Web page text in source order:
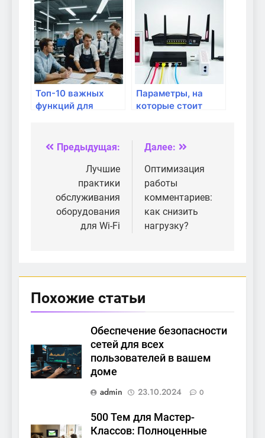
сети
Топ-10 важных
функций для
Параметры, на
которые стоит
роутера
Навигация
записям
Предыдущая:
Лучшие
практики
обслуживания
оборудования
для Wi-Fi
Далее:
Оптимизация
работы
комментариев:
как снизить
нагрузку?
Похожие статьи
Обеспечение безопасности
сетей для всех
пользователей в вашем
доме
admin
23.10.2024 0
500 Тем для Мастер-
Классов: Полноценные